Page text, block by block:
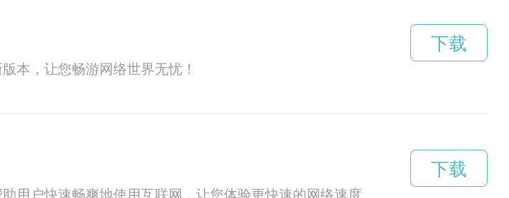
本，让您畅游网络世界无忧！
下载
用户快速畅爽地使用互联网，让您体验更快速的网络速度。
下载